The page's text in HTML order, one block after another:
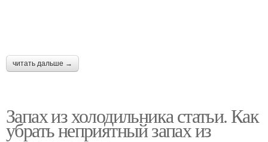
читать дальше →
Запах из холодильника статьи. Как
убрать неприятный запах из